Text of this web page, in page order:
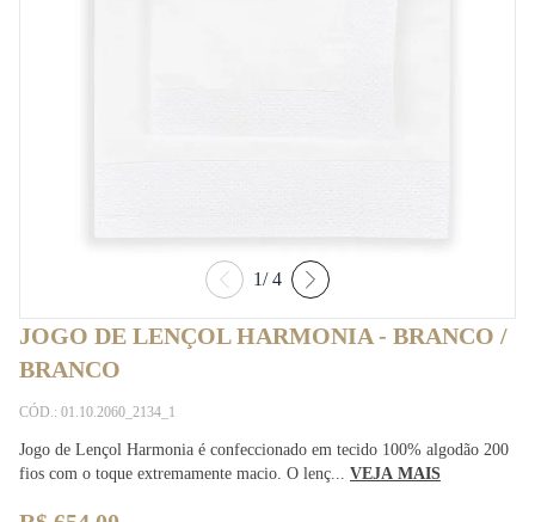
1/4
JOGO DE LENÇOL HARMONIA - BRANCO /
BRANCO
CÓD.: 01.10.2060_2134_1
Jogo de Lençol Harmonia é confeccionado em tecido 100% algodão 200
fios com o toque extremamente macio. O lenç... VEJA MAIS